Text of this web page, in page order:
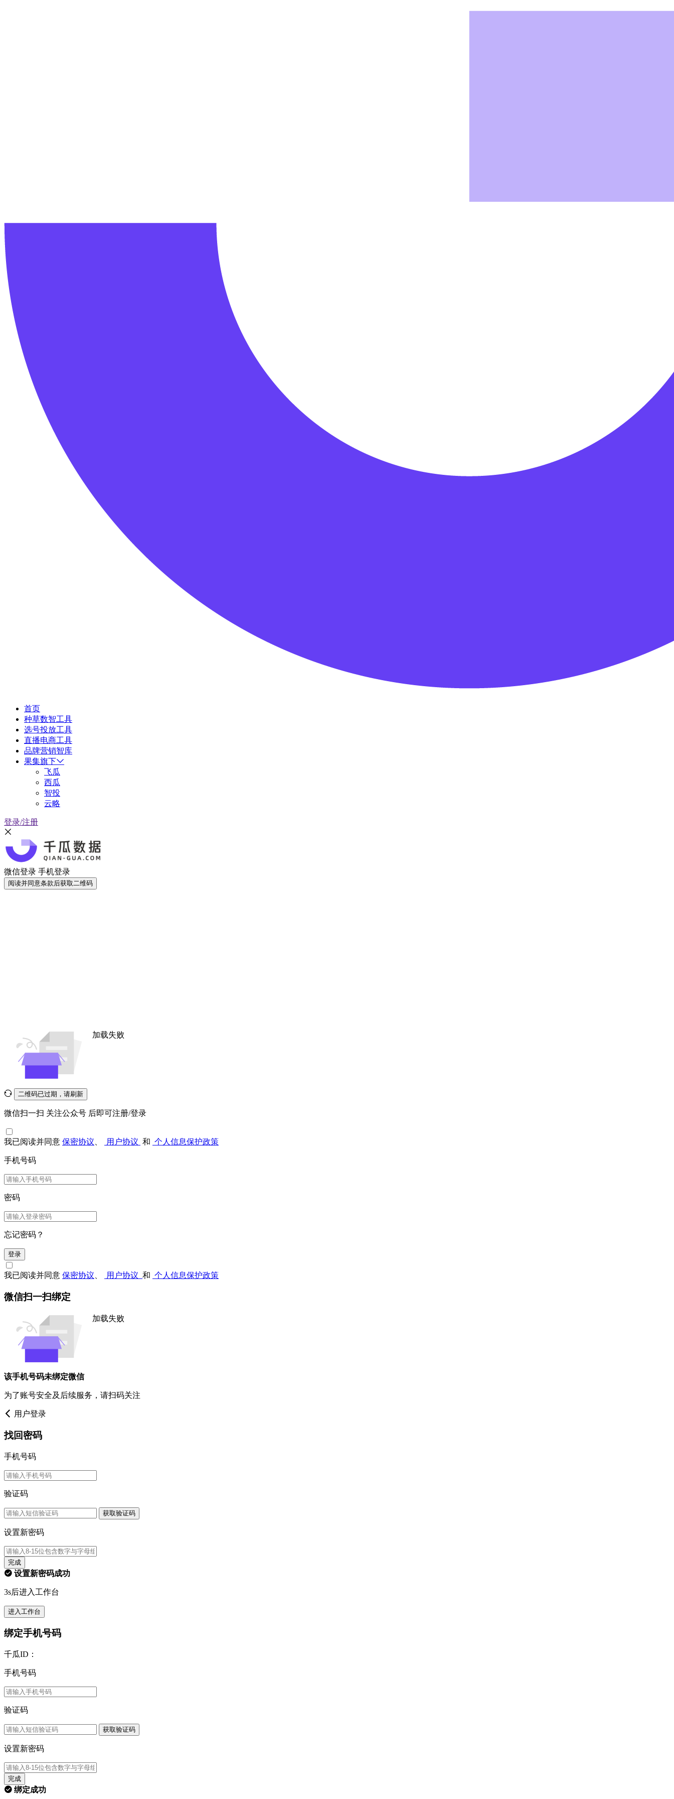
首页
种草数智工具
选号投放工具
直播电商工具
品牌营销智库
果集旗下
飞瓜
西瓜
智投
云略
登录/注册
微信登录 手机登录
阅读并同意条款后获取二维码
加载失败
二维码已过期，请刷新
微信扫一扫 关注公众号 后即可注册/登录
我已阅读并同意 保密协议 用户协议 和 个人信息保护政策
手机号码
密码
忘记密码？
登录
我已阅读并同意 保密协议 用户协议 和 个人信息保护政策
微信扫一扫绑定
加载失败
该手机号码未绑定微信
为了账号安全及后续服务，请扫码关注
用户登录
找回密码
手机号码
验证码
获取验证码
设置新密码
完成
设置新密码成功
3s后进入工作台
进入工作台
绑定手机号码
千瓜ID：
手机号码
验证码
获取验证码
设置新密码
完成
绑定成功